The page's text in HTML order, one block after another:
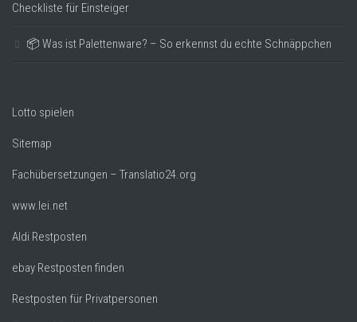
Checkliste für Einsteiger
📦 Was ist Palettenware? – So erkennst du echte Schnäppchen
Lotto spielen
Sitemap
Fachübersetzungen – Translatio24.org
www.lei.net
Aldi Restposten
ebay Restposten finden
Restposten für Privatpersonen